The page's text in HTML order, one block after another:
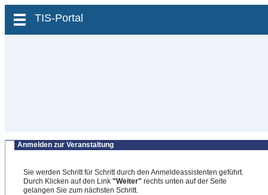
zum Inhalt wechseln
TIS-Portal
Anmelden zur Veranstaltung
Sie werden Schritt für Schritt durch den Anmeldeassistenten geführt.
Durch Klicken auf den Link "Weiter" rechts unten auf der Seite
gelangen Sie zum nächsten Schritt.